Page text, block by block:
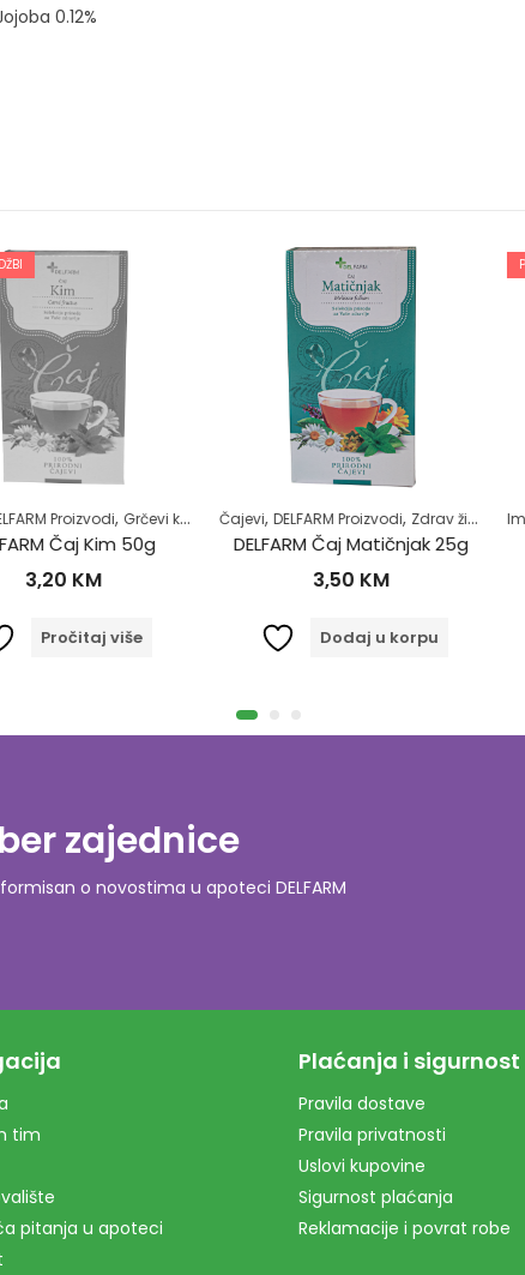
0.12%
usne šupljine ,Zubobolja
,Grčevi kod beba , Majke i djeca, Zdrav život
Kim 50g
više
Čajevi, DELFARM Proizvodi,Zdrav život
DELFARM Čaj Matičnjak 25g
Dodaj u korpu
Imunitet
Brokula
zajednice
o novostima u apoteci DELFARM
tim
pitanja u apoteci
Plaćanja i sigurnost
Pravila dostave
Pravila privatnosti
Uslovi kupovine
Sigurnost plaćanja
Reklamacije i povrat robe